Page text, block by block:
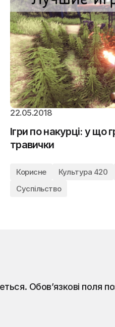
22.05.2018
Ігри по накурці: у що
травички
Корисне Культура 420
Суспільство
Обов’язкові поля